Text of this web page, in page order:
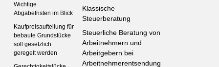
Wichtige
Abgabefristen im Blick
Kaufpreisaufteilung für
bebaute Grundstücke
soll gesetzlich
geregelt werden
Klassische
Steuerberatung
Steuerliche Beratung von
Arbeitnehmern und
Arbeitgebern bei
Arbeitnehmerentsendung